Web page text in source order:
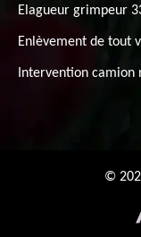
Elagueur grimpeur
Enlèvement de tout
Intervention camion
©